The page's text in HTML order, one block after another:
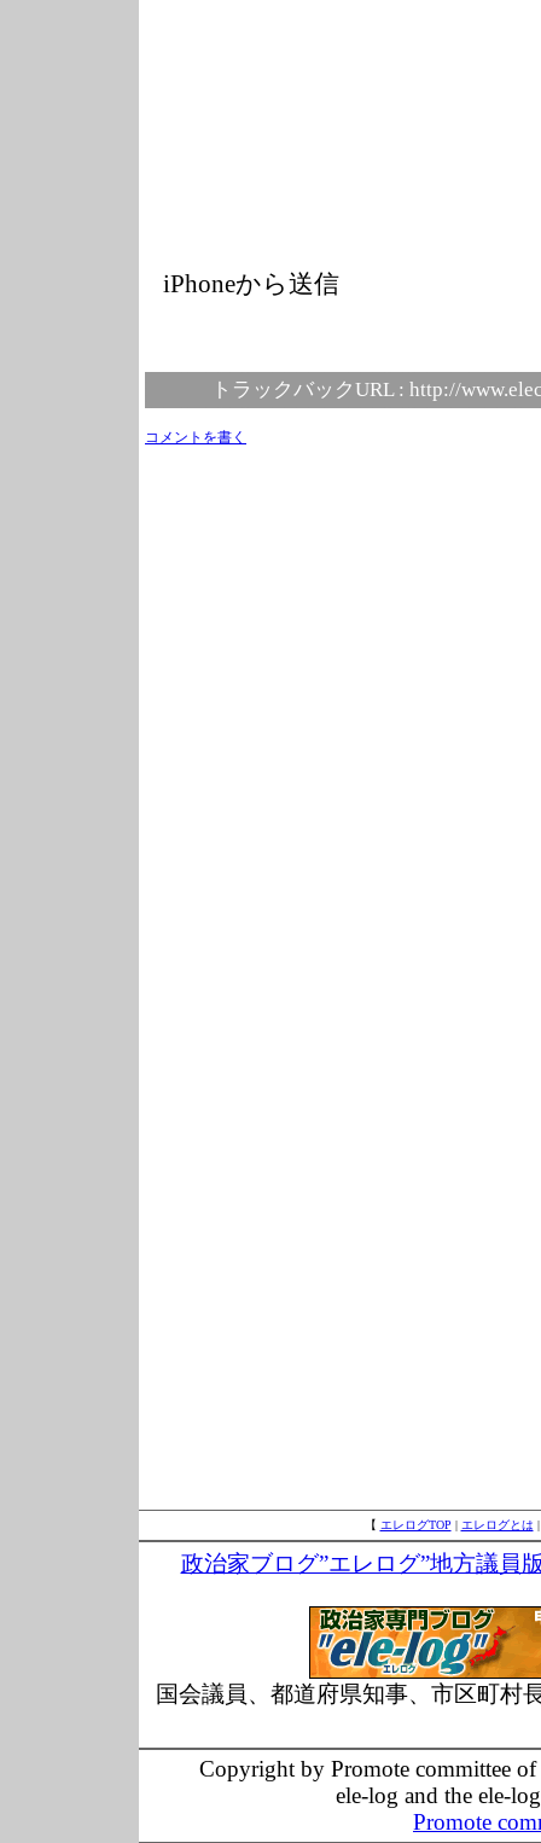
iPhoneから送信
トラックバックURL : http://
コメントを書く
【 エレログTOP | エレログとは
政治家ブログ”エレログ”地方議員
国会議員、都道府県知事、市区町村
Copyright by Promote committee
ele-log and the ele-
Promote